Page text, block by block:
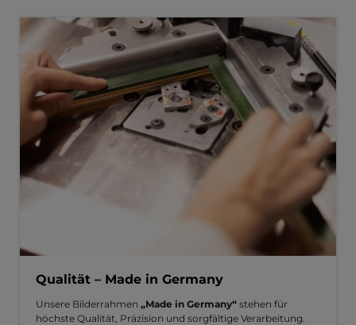
Qualität – Made in Germany
Unsere Bilderrahmen „Made in Germany“ stehen für
höchste Qualität, Präzision und sorgfältige Verarbeitung.